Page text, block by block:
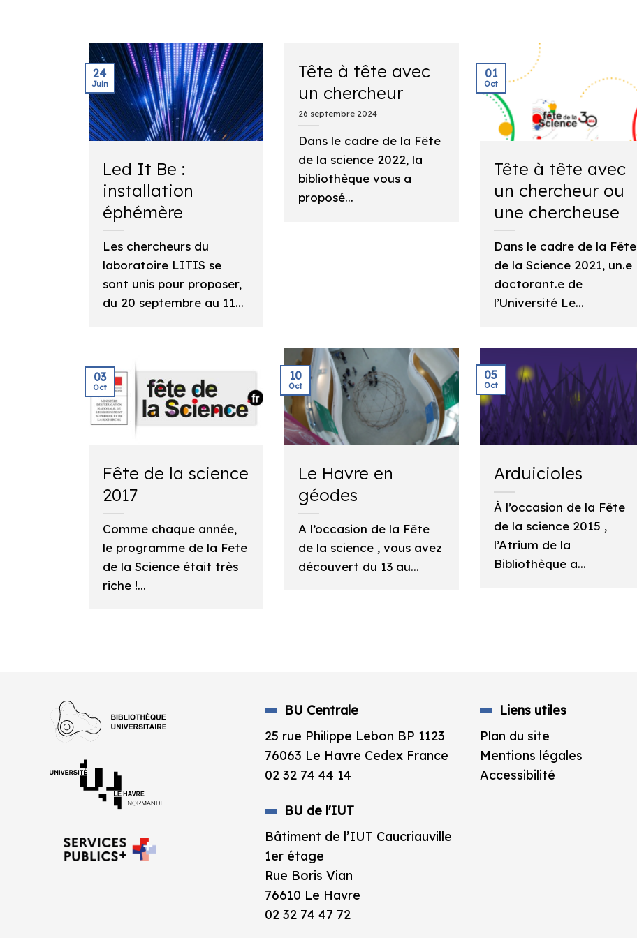
Led It Be :
installation
éphémère
Les chercheurs du
laboratoire LITIS se
sont unis pour proposer,
du 20 septembre au 11...
24
Juin
Tête à tête avec
un chercheur
26 septembre 2024
Dans le cadre de la Fête
de la science 2022, la
bibliothèque vous a
proposé...
Tête à tête avec
un chercheur ou
une chercheuse
Dans le cadre de la Fête
de la Science 2021, un.e
doctorant.e de
l’Université Le...
01
Oct
Fête de la science
2017
Comme chaque année,
le programme de la Fête
de la Science était très
riche !...
03
Oct
Le Havre en
géodes
A l’occasion de la Fête
de la science , vous avez
découvert du 13 au...
10
Oct
Arduicioles
À l’occasion de la Fête
de la science 2015 ,
l’Atrium de la
Bibliothèque a...
05
Oct
BU Centrale
25 rue Philippe Lebon BP 1123
76063 Le Havre Cedex France
02 32 74 44 14
BU de l'IUT
Bâtiment de l’IUT Caucriauville
1er étage
Rue Boris Vian
76610 Le Havre
02 32 74 47 72
Liens utiles
Plan du site
Mentions légales
Accessibilité